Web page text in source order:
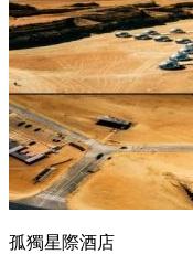
孤獨星際酒店